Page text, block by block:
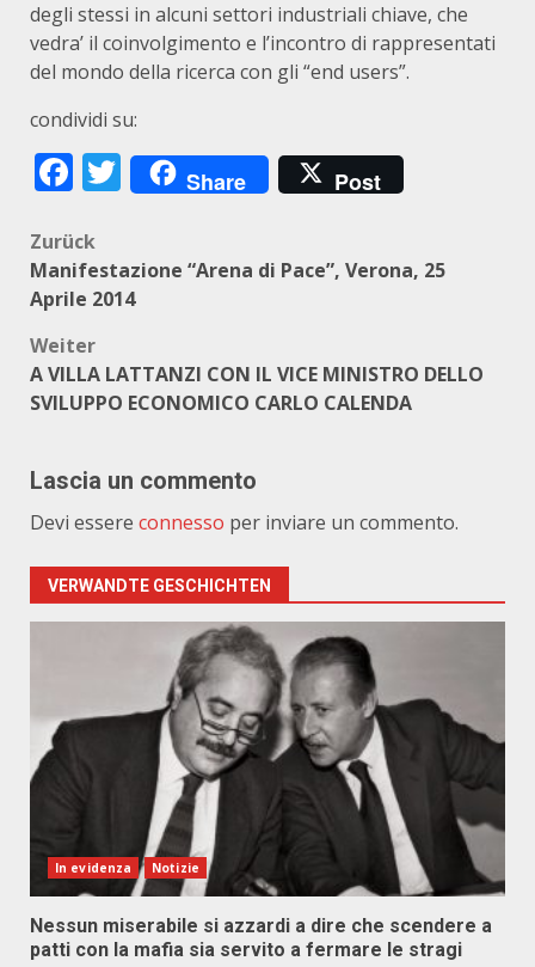
degli stessi in alcuni settori industriali chiave, che
vedra’ il coinvolgimento e l’incontro di rappresentati
del mondo della ricerca con gli “end users”.
condividi su:
Facebook
Twitter
Share Post
Beitragsnavigation
Zurück
Manifestazione “Arena di Pace”, Verona, 25
Aprile 2014
Weiter
A VILLA LATTANZI CON IL VICE MINISTRO DELLO
SVILUPPO ECONOMICO CARLO CALENDA
Lascia un commento
Devi essere connesso per inviare un commento.
VERWANDTE GESCHICHTEN
In evidenza Notizie
Nessun miserabile si azzardi a dire che scendere a
patti con la mafia sia servito a fermare le stragi